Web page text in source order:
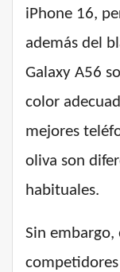
iPhone 16,
además del
Galaxy A56
color
mejores
oliva son
habituales.
Sin embargo,